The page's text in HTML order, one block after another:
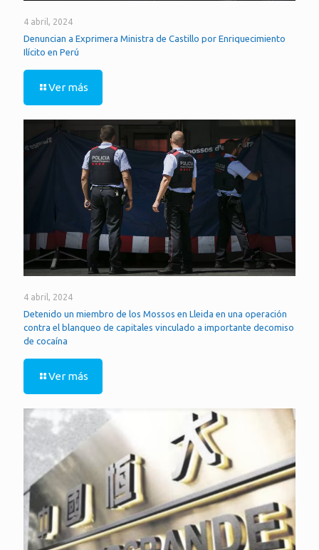
4 abril, 2024
Denuncian a Exprimera Ministra de Castillo por Enriquecimiento
Ilícito en Perú
Ver más
4 abril, 2024
Detenido un miembro de los Mossos en Lleida en una operación
contra el blanqueo de capitales vinculado a importante decomiso
de cocaína
Ver más